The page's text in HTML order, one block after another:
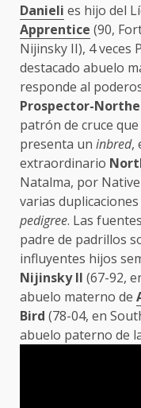
Danieli es hijo del
Apprentice (90,
Nijinsky II), 4 veces
destacado abuelo
responde al
Prospector-
patrón de cruce
presenta un inbred,
extraordinario
Natalma, por
varias
pedigree. Las
padre de padrillos
influyentes hijos
Nijinsky II (67-92,
abuelo materno de
Bird (78-04, en
abuelo paterno de